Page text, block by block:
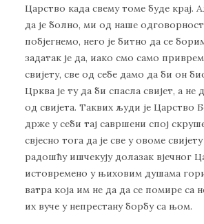
Царство када свему томе буде крај.
да је болно, ми од наше
побјегнемо, него је битно да се
задатак је да, иако смо само
свијету, све од себе дамо да би он
Црква је ту да би спасла свијет, а не
од свијета. Таквих људи је Царство
држе у себи тај савршени спој
свјесно тога да је све у овоме
радошћу ишчекују долазак вјечног
истовремено у њиховим душама
ватра која им не да да се помире са
их вуче у непрестану борбу са